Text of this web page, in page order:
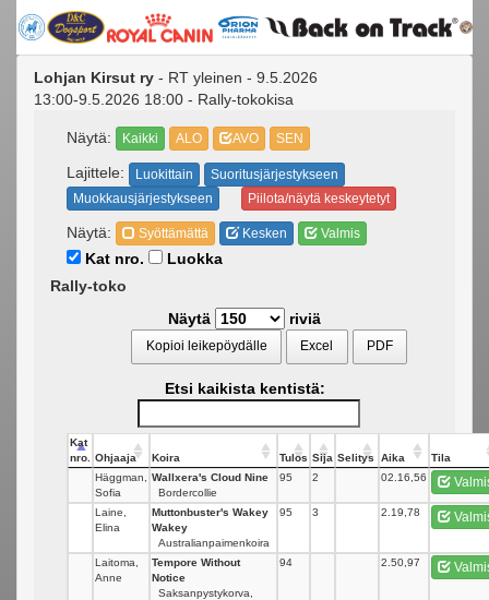
Lohjan Kirsut ry - RT yleinen - 9.5.2026
13:00-9.5.2026 18:00 - Rally-tokokisa
Näytä: Kaikki ALO AVO SEN
Lajittele: Luokittain
Suoritusjärjestykseen
Muokkausjärjestykseen
Piilota/näytä keskeytetyt
Näytä: Syöttämättä Kesken Valmis
Kat nro.
Luokka
Rally-toko
Näytä
riviä
Kopioi leikepöydälle Excel PDF
Etsi kaikista kentistä:
Kat
nro.
Ohjaaja Koira Tulos Sija Selitys Aika
Tila
Häggman,
Sofia
Wallxera's Cloud Nine
Bordercollie
95 2 02.16,56
Laine,
Elina
Muttonbuster's Wakey
Wakey
Australianpaimenkoira
95 3 2.19,78
Laitoma,
Anne
Tempore Without
Notice
Saksanpystykorva,
94 2.50,97